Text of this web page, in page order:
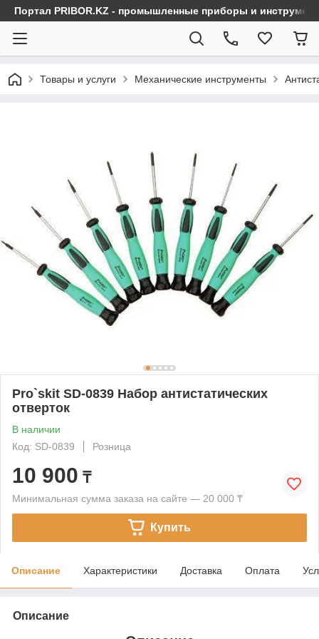
Портал PRIBOR.KZ - промышленные приборы и
Товары и услуги Механические инструменты
Pro`skit SD-0839 Набор антистатических
отверток
В наличии
Код: SD-0839
Розница
10 900 ₸
Минимальная сумма заказа на сайте — 20 000 ₸
Купить
Описание Характеристики Доставка Оплата
Описание